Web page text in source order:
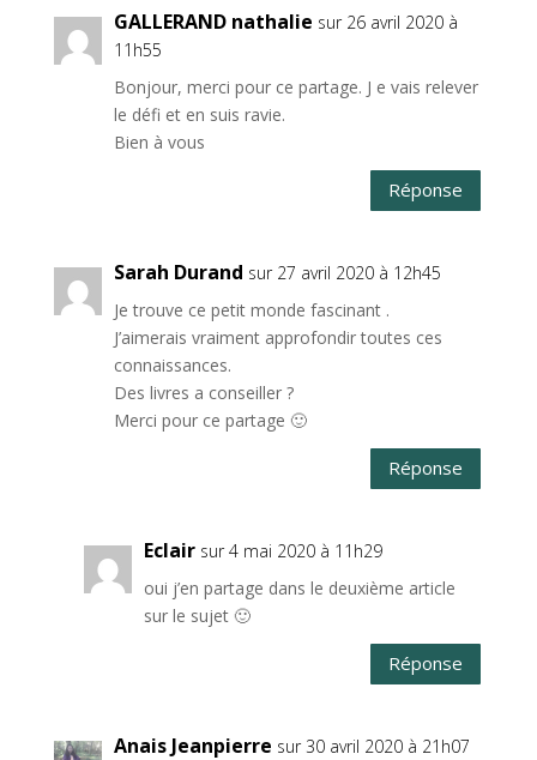
GALLERAND nathalie sur 26 avril 2020 à
11h55
Bonjour, merci pour ce partage. J e vais relever
le défi et en suis ravie.
Bien à vous
Réponse
Sarah Durand sur 27 avril 2020 à 12h45
Je trouve ce petit monde fascinant .
J’aimerais vraiment approfondir toutes ces
connaissances.
Des livres a conseiller ?
Merci pour ce partage 🙂
Réponse
Eclair sur 4 mai 2020 à 11h29
oui j’en partage dans le deuxième article
sur le sujet 🙂
Réponse
Anais Jeanpierre sur 30 avril 2020 à 21h07